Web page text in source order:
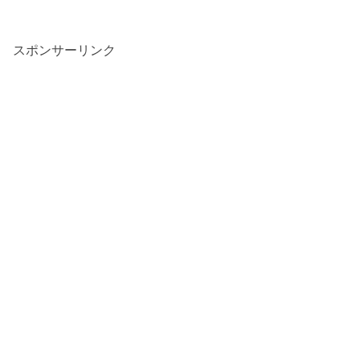
スポンサーリンク